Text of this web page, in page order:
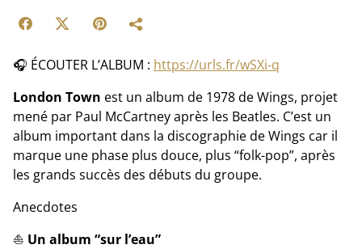
🎧 ÉCOUTER L’ALBUM : https://urls.fr/wSXi-q
London Town est un album de 1978 de Wings, projet
mené par Paul McCartney après les Beatles. C’est un
album important dans la discographie de Wings car il
marque une phase plus douce, plus “folk-pop”, après
les grands succès des débuts du groupe.
Anecdotes
⛵ Un album “sur l’eau”